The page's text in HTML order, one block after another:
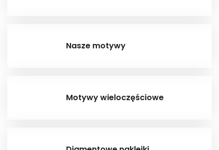
Nasze motywy
Motywy wieloczęściowe